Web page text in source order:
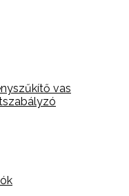
vas